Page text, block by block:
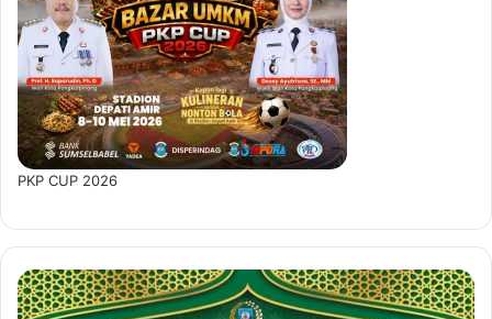
PKP CUP 2026